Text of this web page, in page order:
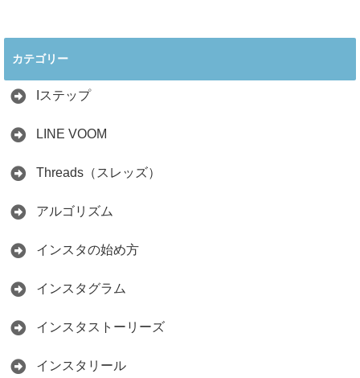
人の料理研究家が
ント
2026.05.15
カテゴリー
Iステップ
LINE VOOM
Threads（スレッズ）
アルゴリズム
インスタの始め方
インスタグラム
インスタストーリーズ
インスタリール